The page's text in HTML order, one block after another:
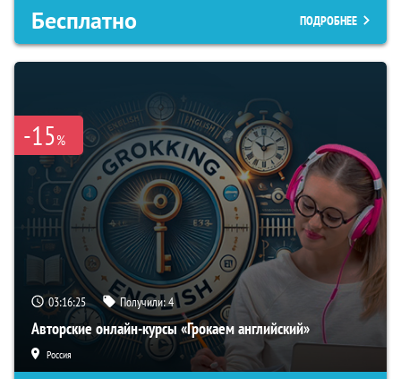
Бесплатно ПОДРОБНЕЕ
-15%
03:16:24 Получили:4
Авторские онлайн-курсы «Грокаем английский»
Россия